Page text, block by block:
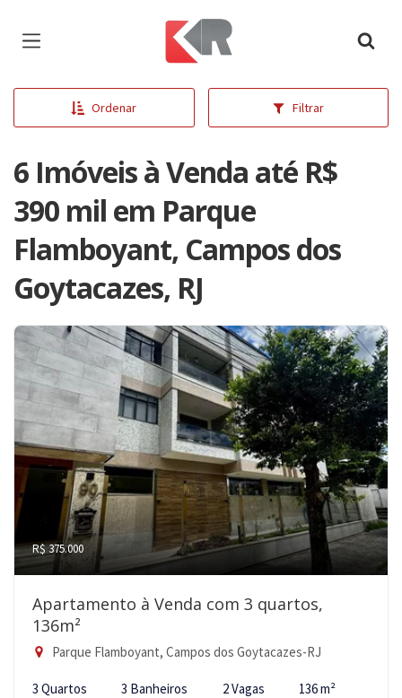
Página inicial
Ordenar Filtrar
6 Imóveis à Venda até R$
390 mil em Parque
Flamboyant, Campos dos
Goytacazes, RJ
R$ 375.000
Apartamento à Venda com 3 quartos,
136m²
Parque Flamboyant, Campos dos Goytacazes-RJ
3 Quartos 3 Banheiros 2 Vagas 136 m²